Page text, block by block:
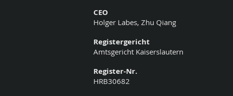
CEO
Holger Labes, Zhu Qiang
Registergericht
Amtsgericht Kaiserslautern
Register-Nr.
HRB30682